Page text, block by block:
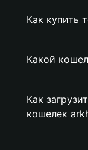
Как купить
Какой
Как
кошелек